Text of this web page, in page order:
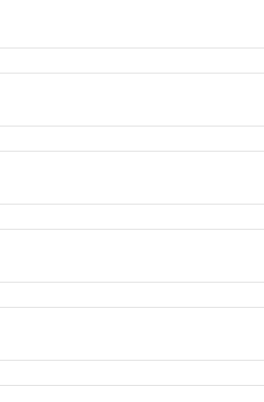
incluindo filmes, fitas e etiquetas,
para evitar obstrução da respiração e